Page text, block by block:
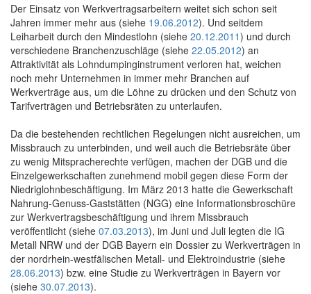
Der Einsatz von Werkvertragsarbeitern weitet sich schon seit
Jahren immer mehr aus (siehe 19.06.2012). Und seitdem
Leiharbeit durch den Mindestlohn (siehe 20.12.2011) und durch
verschiedene Branchenzuschläge (siehe 22.05.2012) an
Attraktivität als Lohndumpinginstrument verloren hat, weichen
noch mehr Unternehmen in immer mehr Branchen auf
Werkverträge aus, um die Löhne zu drücken und den Schutz von
Tarifverträgen und Betriebsräten zu unterlaufen.
Da die bestehenden rechtlichen Regelungen nicht ausreichen, um
Missbrauch zu unterbinden, und weil auch die Betriebsräte über
zu wenig Mitspracherechte verfügen, machen der DGB und die
Einzelgewerkschaften zunehmend mobil gegen diese Form der
Niedriglohnbeschäftigung. Im März 2013 hatte die Gewerkschaft
Nahrung-Genuss-Gaststätten (NGG) eine Informationsbroschüre
zur Werkvertragsbeschäftigung und ihrem Missbrauch
veröffentlicht (siehe 07.03.2013), im Juni und Juli legten die IG
Metall NRW und der DGB Bayern ein Dossier zu Werkverträgen in
der nordrhein-westfälischen Metall- und Elektroindustrie (siehe
28.06.2013) bzw. eine Studie zu Werkverträgen in Bayern vor
(siehe 30.07.2013).